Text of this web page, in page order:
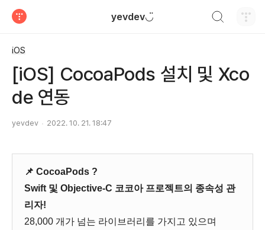
yevdev◡̈
iOS
[iOS] CocoaPods 설치 및 Xco
de 연동
yevdev 2022. 10. 21. 18:47
📌 CocoaPods ?
Swift 및 Objective-C 코코아 프로젝트의 종속성 관
리자!
28,000 개가 넘는 라이브러리를 가지고 있으며